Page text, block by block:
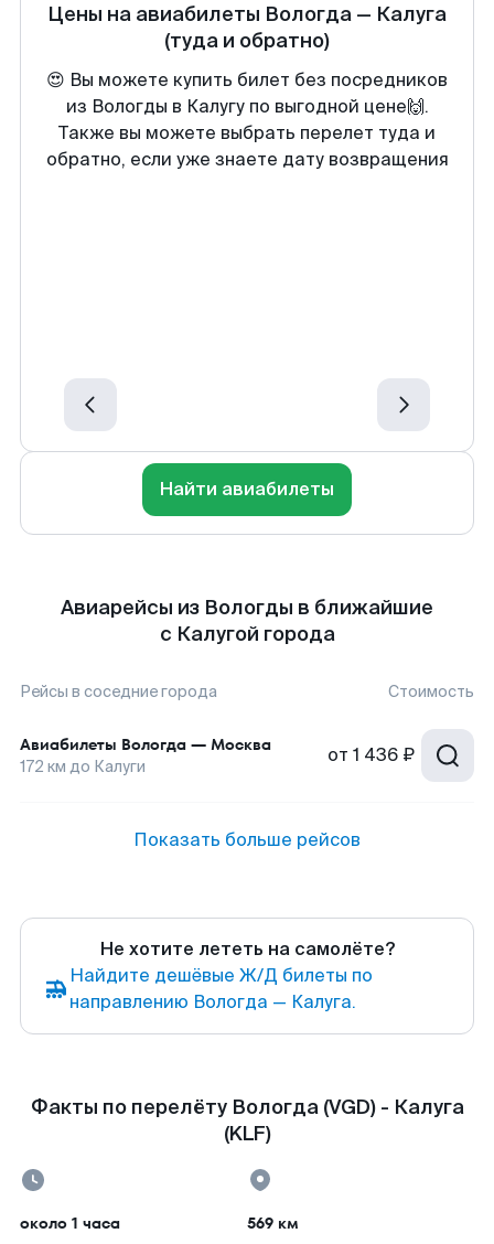
Цены на авиабилеты Вологда — Калуга
(туда и обратно)
😍 Вы можете купить билет без посредников
из Вологды в Калугу по выгодной цене🙌.
Также вы можете выбрать перелет туда и
обратно, если уже знаете дату возвращения
Найти авиабилеты
Авиарейсы из Вологды в ближайшие
с Калугой города
Рейсы в соседние города Стоимость
Авиабилеты Вологда — Москва
172 км до Калуги от 1 436 ₽
Показать больше рейсов
Не хотите лететь на самолёте?
Найдите дешёвые Ж/Д билеты по
направлению Вологда — Калуга.
Факты по перелёту Вологда (VGD) - Калуга
(KLF)
около 1 часа 569 км